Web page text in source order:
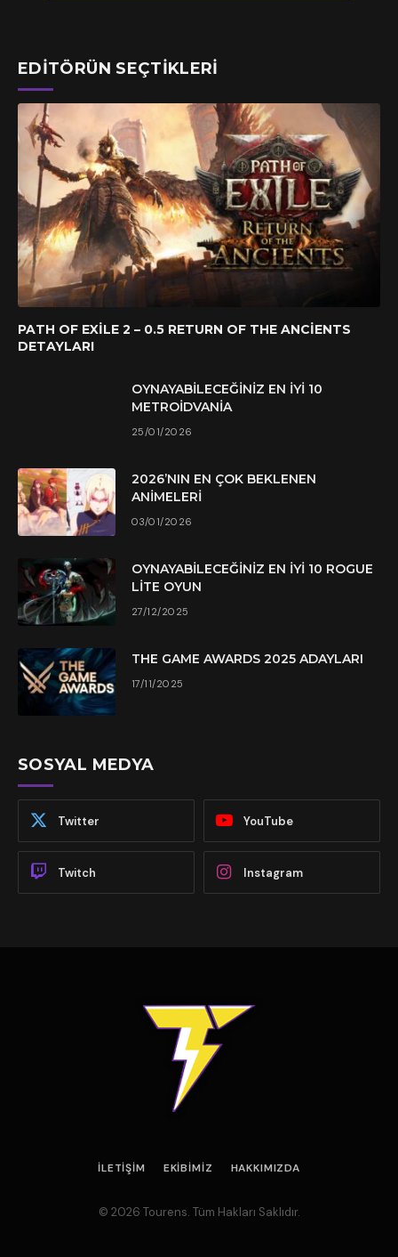
EDITÖRÜN SEÇTIKLERI
PATH OF EXILE 2 – 0.5 RETURN OF THE ANCIENTS
DETAYLARI
OYNAYABILECEĞINIZ EN İYI 10
METROIDVANIA
25/01/2026
2026’NIN EN ÇOK BEKLENEN
ANIMELERI
03/01/2026
OYNAYABILECEĞINIZ EN İYI 10 ROGUE
LITE OYUN
27/12/2025
THE GAME AWARDS 2025 ADAYLARI
17/11/2025
SOSYAL MEDYA
Twitter YouTube
Twitch Instagram
İLETIŞIM EKIBIMIZ HAKKIMIZDA
© 2026 Tourens. Tüm Hakları Saklıdır.